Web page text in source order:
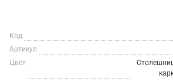
Код
Артикул
Цвет